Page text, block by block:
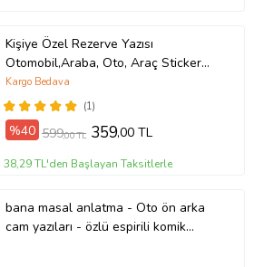
Kişiye Özel Rezerve Yazısı
Otomobil,Araba, Oto, Araç Sticker
(Parlak Beyaz)
(1)
Kargo Bedava
%40 599,00 TL 359,00 TL
38,29 TL'den Başlayan Taksitlerle
bana masal anlatma - Oto ön arka
cam yazıları - özlü espirili komik